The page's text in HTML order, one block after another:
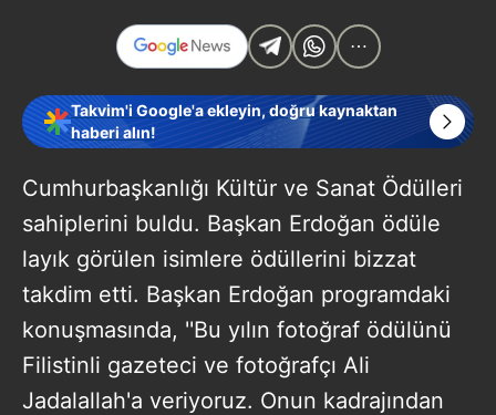
Takvim'i Google'a ekleyin, doğru kaynaktan
haberi alın!
Cumhurbaşkanlığı Kültür ve Sanat Ödülleri
sahiplerini buldu. Başkan Erdoğan ödüle
layık görülen isimlere ödüllerini bizzat
takdim etti. Başkan Erdoğan programdaki
konuşmasında, ''Bu yılın fotoğraf ödülünü
Filistinli gazeteci ve fotoğrafçı Ali
Jadalallah'a veriyoruz. Onun kadrajından